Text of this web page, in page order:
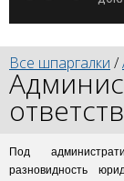
Все шпаргалки /
Под
разновидность